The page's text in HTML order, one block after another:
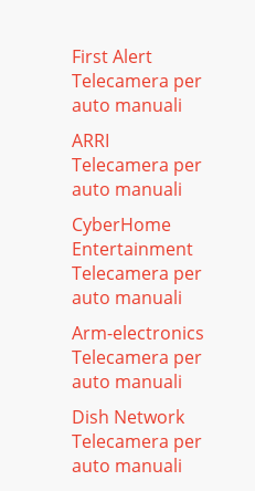
First Alert
Telecamera per
auto manuali
ARRI
Telecamera per
auto manuali
CyberHome
Entertainment
Telecamera per
auto manuali
Arm-electronics
Telecamera per
auto manuali
Dish Network
Telecamera per
auto manuali